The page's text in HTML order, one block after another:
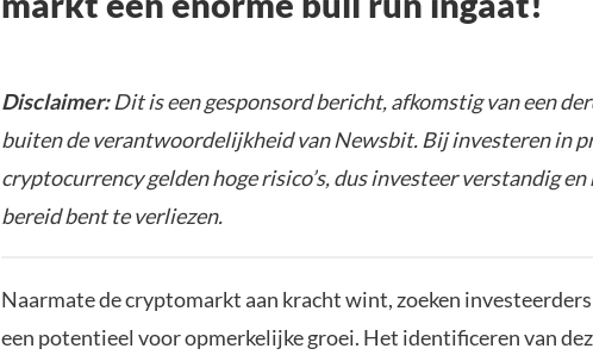
Disclaimer:Dit is een gesponsord bericht, afkomstig van een
buiten de verantwoordelijkheid van Newsbit. Bij investeren in
cryptocurrency gelden hoge risico’s, dus investeer verstandig
bereid bent te verliezen.
Naarmate de cryptomarkt aan kracht wint, zoeken
een potentieel voor opmerkelijke groei. Het identificeren van